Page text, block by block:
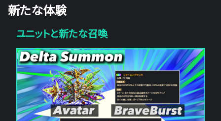
新たな体験
ユニットと新たな召喚